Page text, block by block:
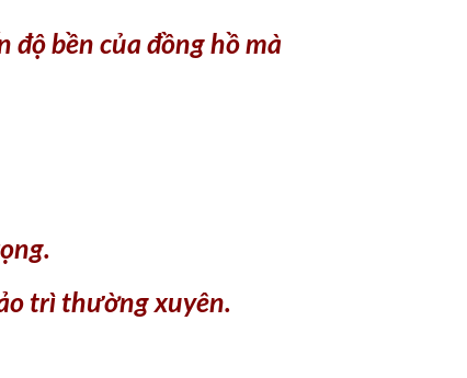
độ bền của đồng hồ mà
trì thường xuyên.